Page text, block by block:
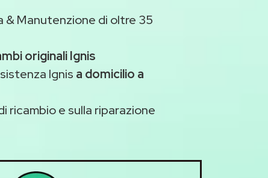
& Manutenzione di oltre 35
originali Ignis
Ignis a domicilio a
ricambio e sulla riparazione